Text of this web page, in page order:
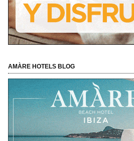
AMÀRE HOTELS BLOG